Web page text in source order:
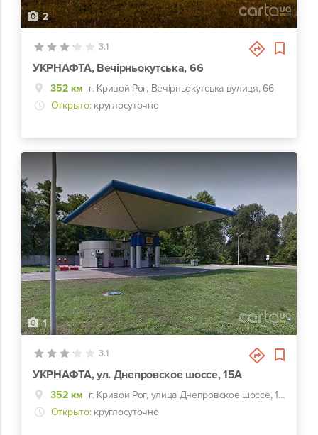
2
3.1
УКРНАФТА, Вечірньокутська, 66
352 км г. Кривой Рог, Вечірньокутська вулиця, 66
Открыто: круглосуточно
1
3.1
УКРНАФТА, ул. Днепровское шоссе, 15А
352 км
г. Кривой Рог, улица Днепровское шоссе, 15А
Открыто: круглосуточно